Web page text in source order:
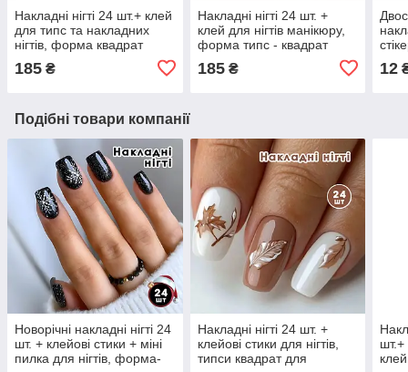
Накладні нігті 24 шт.+ клей
для типс та накладних
нігтів, форма квадрат
185 ₴
Накладні нігті 24 шт. +
клей для нігтів манікюру,
форма типс - квадрат
185₴ 12
Подібні товари компанії
Новорічні накладні нігті 24
шт. + клейові стики + міні
пилка для нігтів, форма-
Накладні нігті 24 шт. +
клейові стики для нігтів,
типси квадрат для
шт.+